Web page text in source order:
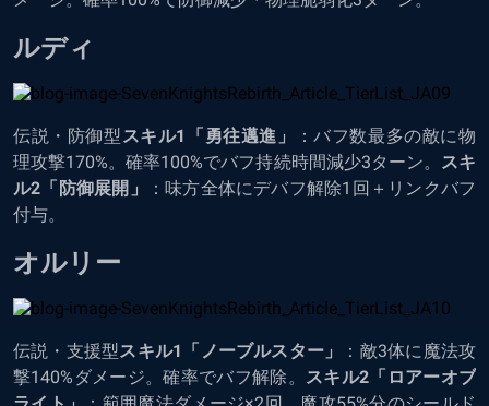
ルディ
伝説・防御型スキル1「勇往邁進」
：バフ数最多の敵に物
理攻撃170%。確率100%でバフ持続時間減少3ターン。 スキ
ル2「防御展開」
：味方全体にデバフ解除1回＋リンクバフ
付与。
オルリー
伝説・支援型スキル1「ノーブルスター」
：敵3体に魔法攻
撃140%ダメージ。確率でバフ解除。 スキル2「ロアーオブ